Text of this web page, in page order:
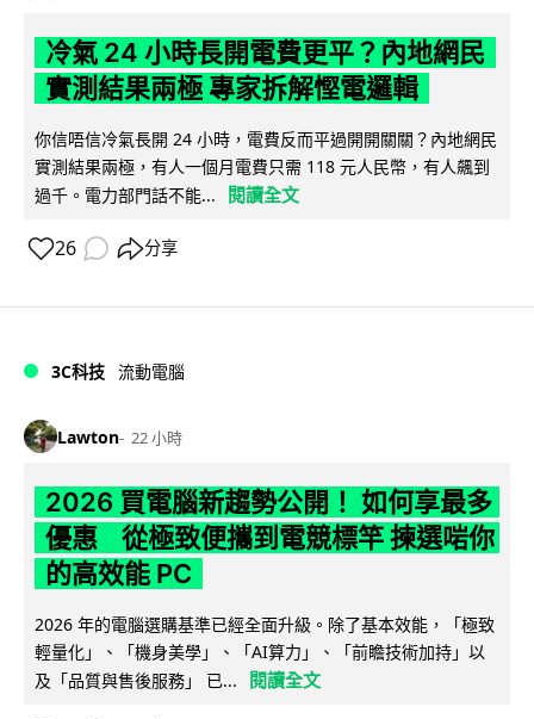
冷氣 24 小時長開電費更平？內地網民
實測結果兩極 專家拆解慳電邏輯
你信唔信冷氣長開 24 小時，電費反而平過開開關關？內地網民
實測結果兩極，有人一個月電費只需 118 元人民幣，有人飆到
過千。電力部門話不能...
閱讀全文
26 分享
3C科技 流動電腦
Lawton 22 小時
2026 買電腦新趨勢公開！ 如何享最多
優惠 從極致便攜到電競標竿 揀選啱你
的高效能 PC
2026 年的電腦選購基準已經全面升級。除了基本效能，「極致
輕量化」、「機身美學」、「AI算力」、「前瞻技術加持」以
及「品質與售後服務」 已...
閱讀全文